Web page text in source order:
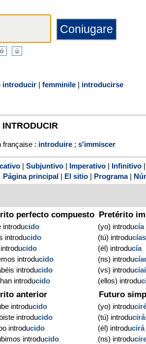
introducir | femminile | introducirse
INTRODUCIR
française : introduire ; s'immiscer
Subjuntivo Imperativo Infinitivo
Página principal
El sitio Programa|
perfecto compuesto
introducido
introducido
cido
introducido
introducido
introducido
Pretérito
(yo) introducía
(tú) introducías
(él) introducía
(ns) introdu
(vs) introdu
(ellos) introdu
anterior
introducido
introducido
introducido
introducido
Futuro
(yo) introdu
(tú) introdu
(él) introducirá
(ns) introdu